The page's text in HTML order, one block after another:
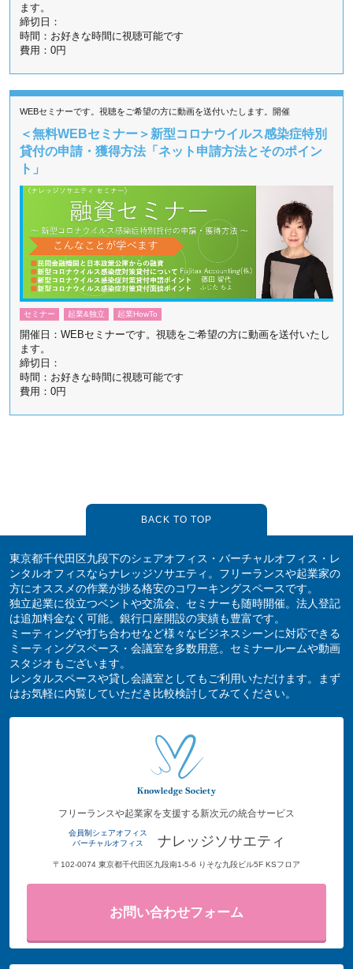
ます。
締切日：
時間：お好きな時間に視聴可能です
費用：0円
WEBセミナーです。視聴をご希望の方に動画を送付いたします。開催
＜無料WEBセミナー＞新型コロナウイルス感染症特別
貸付の申請・獲得方法「ネット申請方法とそのポイン
ト」
セミナー 起業&独立 起業HowTo
開催日：WEBセミナーです。視聴をご希望の方に動画を送付いたし
ます。
締切日：
時間：お好きな時間に視聴可能です
費用：0円
BACK TO TOP
東京都千代田区九段下のシェアオフィス・バーチャルオフィス・レ
ンタルオフィスならナレッジソサエティ。フリーランスや起業家の
方にオススメの作業が捗る格安のコワーキングスペースです。
独立起業に役立つベントや交流会、セミナーも随時開催。法人登記
は追加料金なく可能。銀行口座開設の実績も豊富です。
ミーティングや打ち合わせなど様々なビジネスシーンに対応できる
ミーティングスペース・会議室を多数用意。セミナールームや動画
スタジオもございます。
レンタルスペースや貸し会議室としてもご利用いただけます。まず
はお気軽に内覧していただき比較検討してみてください。
フリーランスや起業家を支援する新次元の統合サービス
会員制シェアオフィス
バーチャルオフィス
ナレッジソサエティ
〒102-0074 東京都千代田区九段南1-5-6 りそな九段ビル5F KSフロア
お問い合わせフォーム